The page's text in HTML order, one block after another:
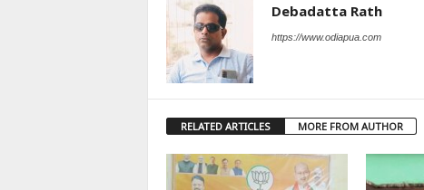
Debadatta Rath
https://www.odiapua.com
RELATED ARTICLES MORE FROM AUTHOR